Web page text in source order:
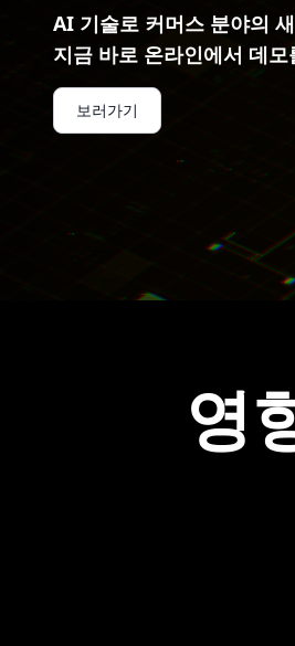
AI 기술로 커머스 분야의
지금 바로 온라인에서 데
보러가기
영